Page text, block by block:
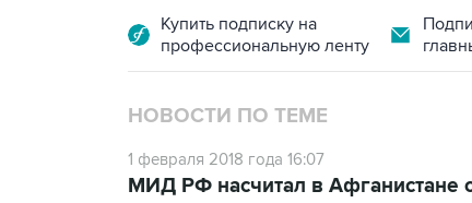
Купить подписку на
профессиональную ленту
НОВОСТИ ПО ТЕМЕ
1 февраля 2018 года 16:07
МИД РФ насчитал в Афганистане